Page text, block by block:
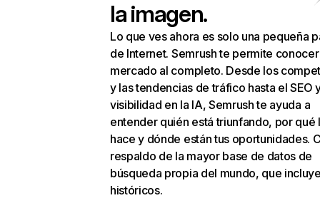
la imagen.
Lo que ves ahora es solo una pequeña
de Internet. Semrush te permite
mercado al completo. Desde los
y las tendencias de tráfico hasta el SEO
visibilidad en la IA, Semrush te ayuda a
entender quién está triunfando, por qué
hace y dónde están tus oportunidades.
respaldo de la mayor base de datos de
búsqueda propia del mundo, que
históricos.